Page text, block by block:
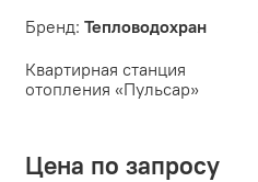
Бренд: Тепловодохран
Квартирная станция
отопления «Пульсар»
Цена по запросу